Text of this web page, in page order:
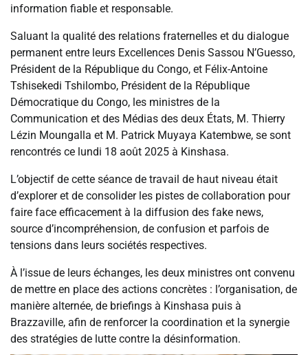
information fiable et responsable.
Saluant la qualité des relations fraternelles et du dialogue
permanent entre leurs Excellences Denis Sassou N’Guesso,
Président de la République du Congo, et Félix-Antoine
Tshisekedi Tshilombo, Président de la République
Démocratique du Congo, les ministres de la
Communication et des Médias des deux États, M. Thierry
Lézin Moungalla et M. Patrick Muyaya Katembwe, se sont
rencontrés ce lundi 18 août 2025 à Kinshasa.
L’objectif de cette séance de travail de haut niveau était
d’explorer et de consolider les pistes de collaboration pour
faire face efficacement à la diffusion des fake news,
source d’incompréhension, de confusion et parfois de
tensions dans leurs sociétés respectives.
À l’issue de leurs échanges, les deux ministres ont convenu
de mettre en place des actions concrètes : l’organisation, de
manière alternée, de briefings à Kinshasa puis à
Brazzaville, afin de renforcer la coordination et la synergie
des stratégies de lutte contre la désinformation.